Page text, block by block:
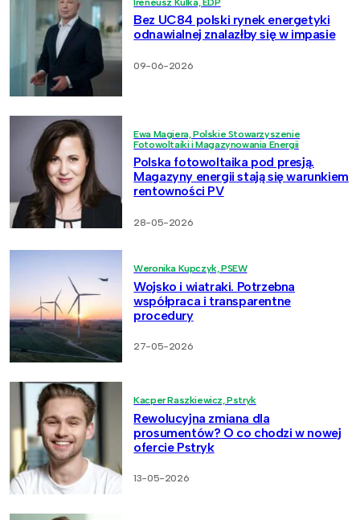
Ireneusz Kulka, EDP
Bez UC84 polski rynek energetyki
odnawialnej znalazłby się w impasie
09-06-2026
Ewa Magiera, Polskie Stowarzyszenie
Fotowoltaiki i Magazynowania Energii
Polska fotowoltaika pod presją.
Magazyny energii stają się warunkiem
rentowności PV
28-05-2026
Weronika Kupczyk, PSEW
Wojsko i wiatraki. Potrzebna
współpraca i transparentne
procedury
27-05-2026
Kacper Raszkiewicz, Pstryk
Rewolucyjna zmiana dla
prosumentów? O co chodzi w nowej
ofercie Pstryk
13-05-2026